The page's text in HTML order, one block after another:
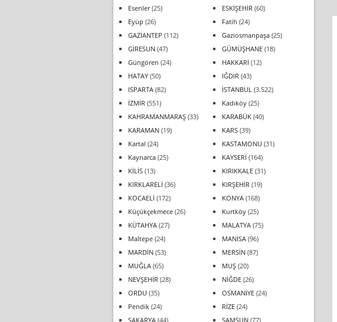
Esenler(25) ESKİŞEHİR (60)
Eyüp (26) Fatih (24)
GAZİANTEP (112) Gaziosmanpaşa (25)
GİRESUN (47) GÜMÜŞHANE (18)
Güngören (24) HAKKARİ (12)
HATAY (50) IĞDIR (43)
ISPARTA (82) İSTANBUL (3.522)
İZMİR (551) Kadıköy (25)
KAHRAMANMARAŞ (33) KARABÜK (40)
KARAMAN (19) KARS (39)
Kartal (24) KASTAMONU (31)
Kaynarca (25) KAYSERİ (164)
KİLİS (13) KIRIKKALE (31)
KIRKLARELİ (36) KIRŞEHİR (19)
KOCAELİ (172) KONYA (168)
Küçükçekmece (26) Kurtköy (25)
KÜTAHYA (27) MALATYA (75)
Maltepe (24) MANİSA (96)
MARDİN (53) MERSİN (87)
MUĞLA (65) MUŞ (20)
NEVŞEHİR (28) NİĞDE (26)
ORDU (35) OSMANİYE (24)
Pendik (24) RİZE (24)
SAKARYA (44) SAMSUN (77)